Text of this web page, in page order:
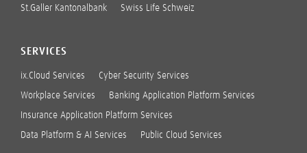
St.Galler Kantonalbank Swiss Life Schweiz
SERVICES
ix.Cloud Services Cyber Security Services
Workplace Services Banking Application Platform Services
Insurance Application Platform Services
Data Platform & AI Services Public Cloud Services